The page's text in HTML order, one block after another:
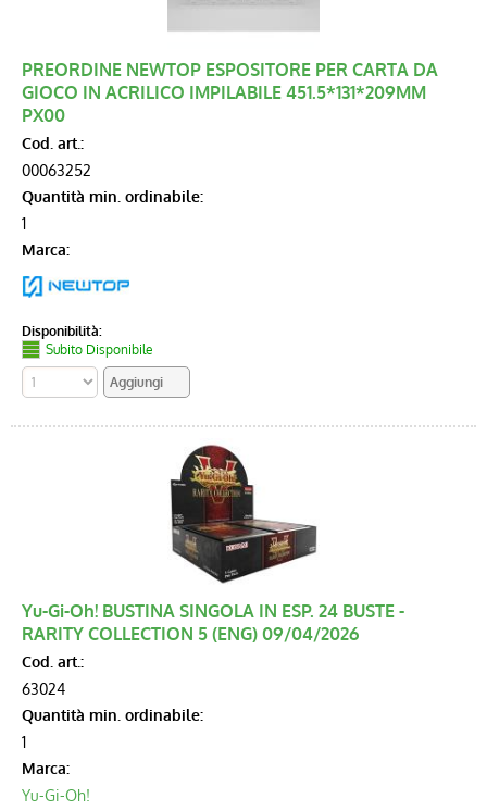
PREORDINE NEWTOP ESPOSITORE PER CARTA DA
GIOCO IN ACRILICO IMPILABILE 451.5*131*209MM
PX00
Cod. art.:
00063252
Quantità min. ordinabile:
1
Marca:
Disponibilità:
Subito Disponibile
Yu-Gi-Oh! BUSTINA SINGOLA IN ESP. 24 BUSTE -
RARITY COLLECTION 5 (ENG) 09/04/2026
Cod. art.:
63024
Quantità min. ordinabile:
1
Marca:
Yu-Gi-Oh!